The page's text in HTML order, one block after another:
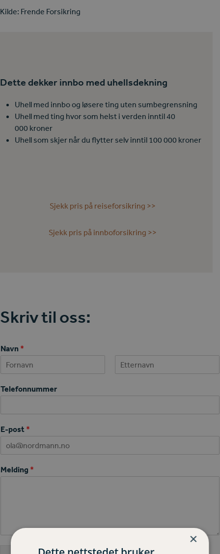
Kilde: Frende Forsikring
Dette dekker innbo med uhellsdekning
Uhell med innbo og løsere ting uten sumbegrensning
Uhell med ting hvor som helst i verden inntil 40
000 kroner
Uhell som skjer når du flytter selv inntil 100 000 kroner
Sjekk pris på reiseforsikring >>
Sjekk pris på innboforsikring >>
Skriv til oss:
Navn *
Telefonnummer
E-post *
Melding *
×